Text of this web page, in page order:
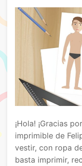
¡Hola! ¡Gracias
imprimible de
vestir, con ropa
basta imprimir,